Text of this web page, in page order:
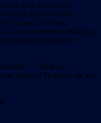
Его поймали и
когда Сталин
казнь. Поэтому
– 25 лет лишения свободы,
до звонка и вышел на
– “Да будут
забыть? Помним же мы